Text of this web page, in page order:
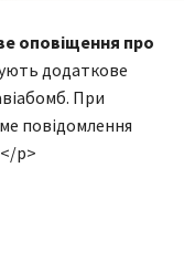
оповіщення про
додаткове
При
повідомлення
p>